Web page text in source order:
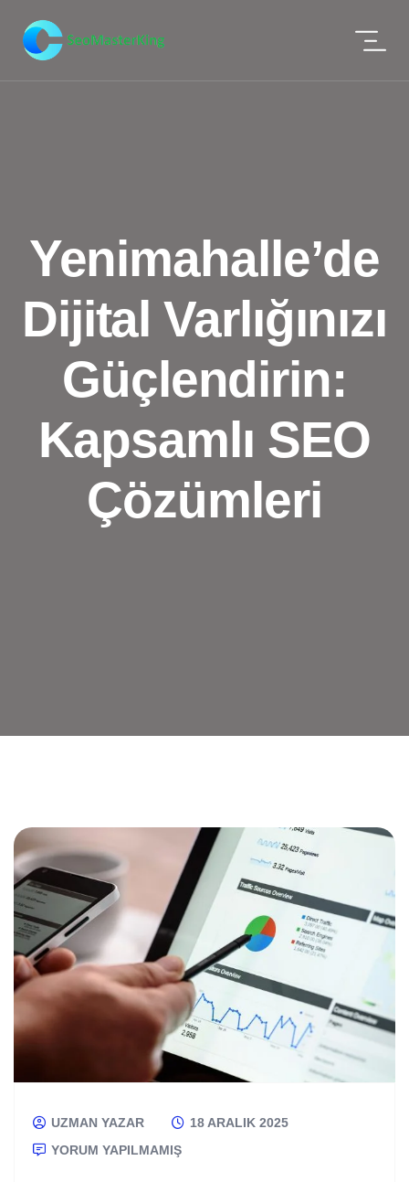
Yenimahalle’de
Dijital Varlığınızı
Güçlendirin:
Kapsamlı SEO
Çözümleri
UZMAN YAZAR
18 ARALIK 2025
YORUM YAPILMAMIŞ